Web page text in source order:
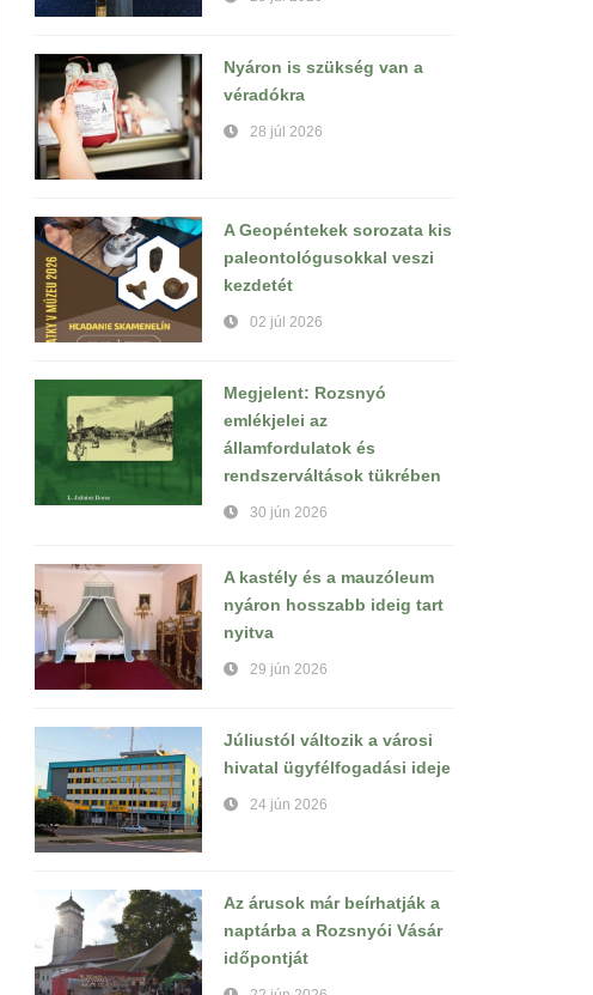
Nyáron is szükség van a
véradókra
28 júl 2026
A Geopéntekek sorozata kis
paleontológusokkal veszi
kezdetét
02 júl 2026
Megjelent: Rozsnyó
emlékjelei az
államfordulatok és
rendszerváltások tükrében
30 jún 2026
A kastély és a mauzóleum
nyáron hosszabb ideig tart
nyitva
29 jún 2026
Júliustól változik a városi
hivatal ügyfélfogadási ideje
24 jún 2026
Az árusok már beírhatják a
naptárba a Rozsnyói Vásár
időpontját